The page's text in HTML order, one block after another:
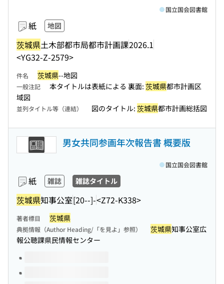
紙 地図
茨城県土木部都市局都市計画課2026.1
<YG32-Z-2579>
国立国会図書館
件名 茨城県--地図
一般注記 本タイトルは表紙による 裏面: 茨城県都市計画区
域図
並列タイトル等（連結） 図のタイトル: 茨城県都市計画総括図
男女共同参画年次報告書 概要版
紙 雑誌 雑誌タイトル
茨城県知事公室[20--]-<Z72-K338>
国立国会図書館
著者標目 茨城県
典拠情報（Author Heading/「を見よ」参照） 茨城県知事公室広
報公聴課県民情報センター
このタイトルの巻号